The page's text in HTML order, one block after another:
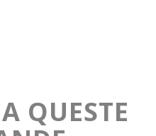
QUESTE